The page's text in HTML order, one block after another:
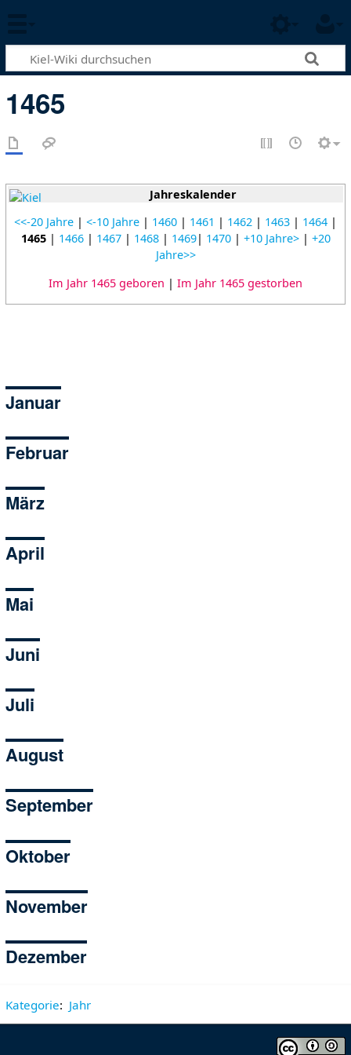
1465
Jahreskalender
<<-20 Jahre | <-10 Jahre | 1460 | 1461 | 1462 | 1463 | 1464 |
1465| 1466| 1467| 1468| 1469| 1470| +10 Jahre>| +20
Jahre>>
Im Jahr 1465 geboren | Im Jahr 1465 gestorben
Januar
Februar
März
April
Mai
Juni
Juli
August
September
Oktober
November
Dezember
Kategorie: Jahr